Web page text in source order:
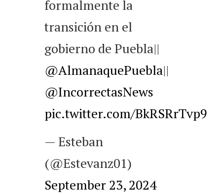
formalmente la
transición en el
gobierno de Puebla||
@AlmanaquePuebla||
@IncorrectasNews
pic.twitter.com/BkRSRrTvp9
— Esteban
(@Estevanz01)
September 23, 2024